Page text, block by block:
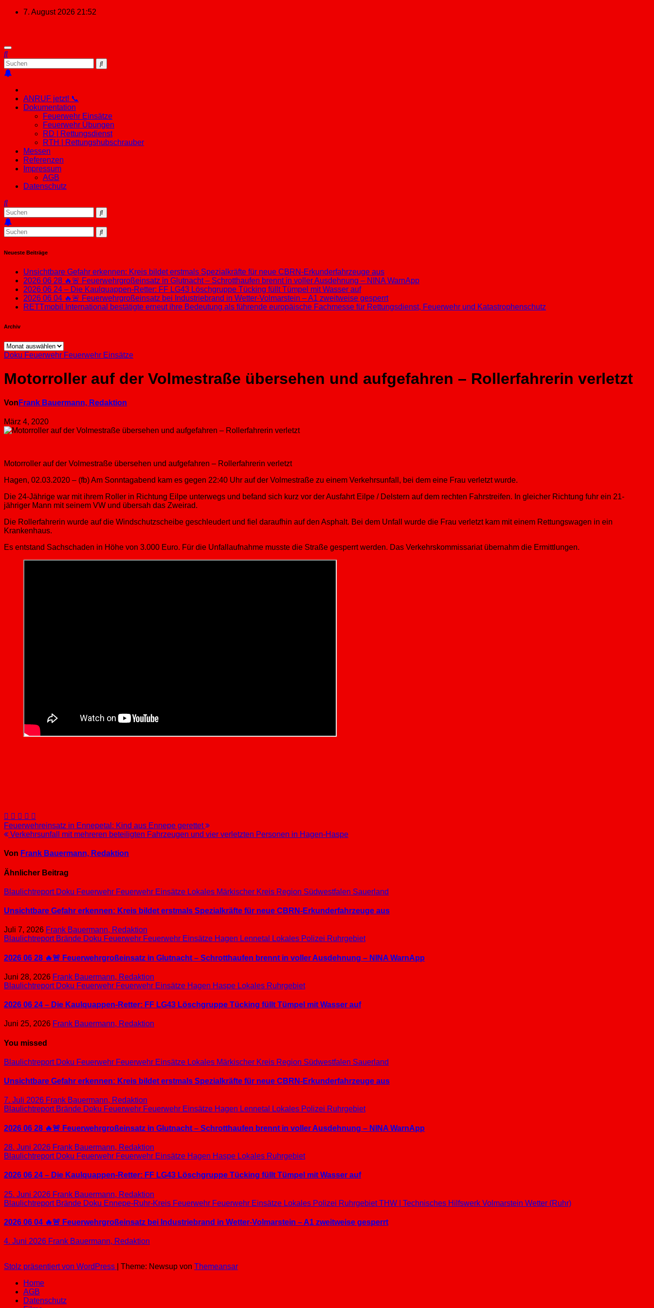
Zum
7. August 2026 21:52
ANRUF jetzt! 📞
Dokumentation
Feuerwehr Einsätze
Feuerwehr Übungen
RD | Rettungsdienst
RTH | Rettungshubschrauber
Messen
Referenzen
Impressum
AGB
Datenschutz
Neueste Beiträge
Unsichtbare Gefahr erkennen: Kreis bildet erstmals Spezialkräfte für neue CBRN-Erkunderfahrzeuge aus
2026 06 28 🔥🚨 Feuerwehrgroßeinsatz in Glutnacht – Schrotthaufen brennt in voller Ausdehnung – NINA WarnApp
2026 06 24 – Die Kaulquappen-Retter: FF LG43 Löschgruppe Tücking füllt Tümpel mit Wasser auf
2026 06 04 🔥🚨 Feuerwehrgroßeinsatz bei Industriebrand in Wetter-Volmarstein – A1 zweitweise gesperrt
RETTmobil International bestätigte erneut ihre Bedeutung als führende europäische Fachmesse für Rettungsdienst, Feuerwehr und Katastrophenschutz
Archiv
Archiv
Doku Feuerwehr Feuerwehr Einsätze
Motorroller auf der Volmestraße übersehen und aufgefahren – Rollerfahrerin verletzt
Von Frank Bauermann, Redaktion
März 4, 2020
Motorroller auf der Volmestraße übersehen und aufgefahren – Rollerfahrerin verletzt
Hagen, 02.03.2020 – (fb) Am Sonntagabend kam es gegen 22:40 Uhr auf der Volmestraße zu einem Verkehrsunfall, bei dem eine Frau verletzt wurde.
Die 24-Jährige war mit ihrem Roller in Richtung Eilpe unterwegs und befand sich kurz vor der Ausfahrt Eilpe / Delstern auf dem rechten Fahrstreifen. In gleicher Richtung fuhr ein 21-
jähriger Mann mit seinem VW und übersah das Zweirad.
Die Rollerfahrerin wurde auf die Windschutzscheibe geschleudert und fiel daraufhin auf den Asphalt. Bei dem Unfall wurde die Frau verletzt kam mit einem Rettungswagen in ein
Krankenhaus.
Es entstand Sachschaden in Höhe von 3.000 Euro. Für die Unfallaufnahme musste die Straße gesperrt werden. Das Verkehrskommissariat übernahm die Ermittlungen.
Beitragsnavigation
Feuerwehreinsatz in Ennepetal: Kind aus Ennepe gerettet
Verkehrsunfall mit mehreren beteiligten Fahrzeugen und vier verletzten Personen in Hagen-Haspe
Von Frank Bauermann, Redaktion
Ähnlicher Beitrag
Blaulichtreport Doku Feuerwehr Feuerwehr Einsätze Lokales Märkischer Kreis Region Südwestfalen Sauerland
Unsichtbare Gefahr erkennen: Kreis bildet erstmals Spezialkräfte für neue CBRN-Erkunderfahrzeuge aus
Juli 7, 2026 Frank Bauermann, Redaktion
Blaulichtreport Brände Doku Feuerwehr Feuerwehr Einsätze Hagen Lennetal Lokales Polizei Ruhrgebiet
2026 06 28 🔥🚨 Feuerwehrgroßeinsatz in Glutnacht – Schrotthaufen brennt in voller Ausdehnung – NINA WarnApp
Juni 28, 2026 Frank Bauermann, Redaktion
Blaulichtreport Doku Feuerwehr Feuerwehr Einsätze Hagen Haspe Lokales Ruhrgebiet
2026 06 24 – Die Kaulquappen-Retter: FF LG43 Löschgruppe Tücking füllt Tümpel mit Wasser auf
Juni 25, 2026 Frank Bauermann, Redaktion
You missed
Blaulichtreport Doku Feuerwehr Feuerwehr Einsätze Lokales Märkischer Kreis Region Südwestfalen Sauerland
Unsichtbare Gefahr erkennen: Kreis bildet erstmals Spezialkräfte für neue CBRN-Erkunderfahrzeuge aus
7. Juli 2026 Frank Bauermann, Redaktion
Blaulichtreport Brände Doku Feuerwehr Feuerwehr Einsätze Hagen Lennetal Lokales Polizei Ruhrgebiet
2026 06 28 🔥🚨 Feuerwehrgroßeinsatz in Glutnacht – Schrotthaufen brennt in voller Ausdehnung – NINA WarnApp
28. Juni 2026 Frank Bauermann, Redaktion
Blaulichtreport Doku Feuerwehr Feuerwehr Einsätze Hagen Haspe Lokales Ruhrgebiet
2026 06 24 – Die Kaulquappen-Retter: FF LG43 Löschgruppe Tücking füllt Tümpel mit Wasser auf
25. Juni 2026 Frank Bauermann, Redaktion
Blaulichtreport Brände Doku Ennepe-Ruhr-Kreis Feuerwehr Feuerwehr Einsätze Lokales Polizei RuhrgebietTHW | Technisches Hilfswerk Volmarstein Wetter (Ruhr)
2026 06 04 🔥🚨 Feuerwehrgroßeinsatz bei Industriebrand in Wetter-Volmarstein – A1 zweitweise gesperrt
4. Juni 2026 Frank Bauermann, Redaktion
Stolz präsentiert von WordPress Theme: Newsup von Themeansar
Home
AGB
Datenschutz